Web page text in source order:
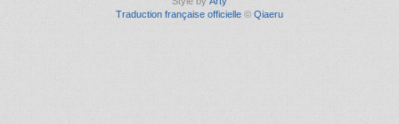
Traduction française officielle © Qiaeru